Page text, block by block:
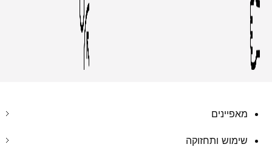
מאפיינים
שימוש ותחזוקה